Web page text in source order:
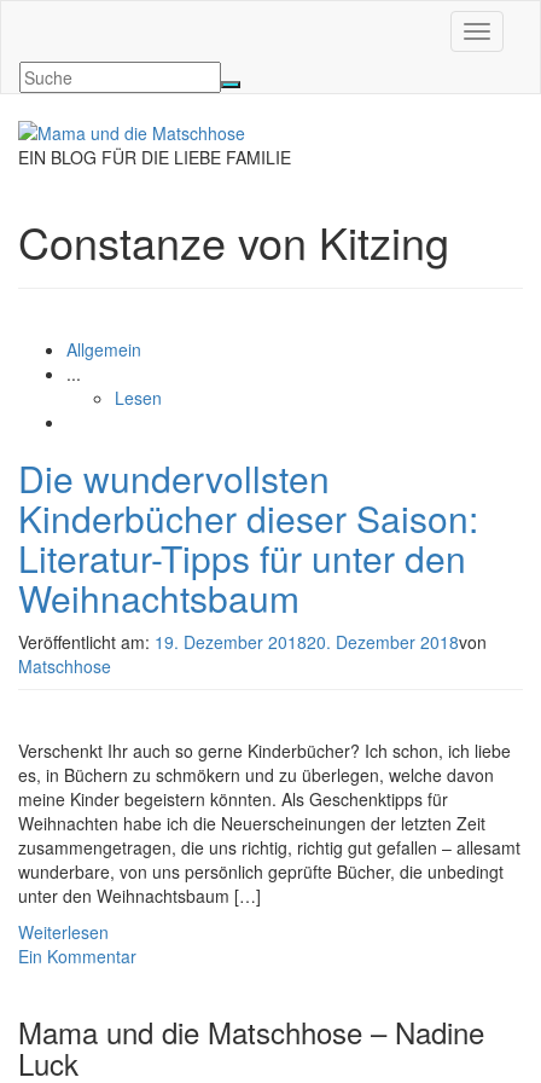
EIN BLOG FÜR DIE LIEBE FAMILIE
Constanze von Kitzing
Allgemein
...
Lesen
Die wundervollsten
Kinderbücher dieser Saison:
Literatur-Tipps für unter den
Weihnachtsbaum
Veröffentlicht am: 19. Dezember 201820. Dezember 2018von
Matschhose
Verschenkt Ihr auch so gerne Kinderbücher? Ich schon, ich liebe
es, in Büchern zu schmökern und zu überlegen, welche davon
meine Kinder begeistern könnten. Als Geschenktipps für
Weihnachten habe ich die Neuerscheinungen der letzten Zeit
zusammengetragen, die uns richtig, richtig gut gefallen – allesamt
wunderbare, von uns persönlich geprüfte Bücher, die unbedingt
unter den Weihnachtsbaum […]
Weiterlesen
Ein Kommentar
Mama und die Matschhose – Nadine
Luck